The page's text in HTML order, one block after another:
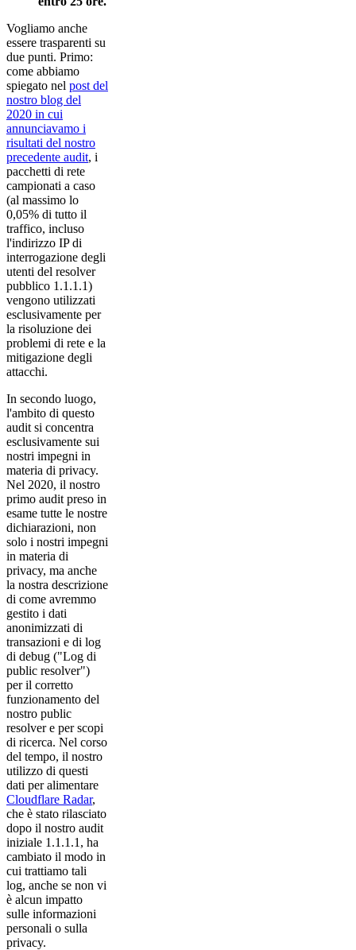
Vogliamo anche
essere trasparenti su
due punti. Primo:
come abbiamo
spiegato nel post del
nostro blog del
2020 in cui
annunciavamo i
risultati del nostro
precedente audit, i
pacchetti di rete
campionati a caso
(al massimo lo
0,05% di tutto il
traffico, incluso
l'indirizzo IP di
interrogazione degli
utenti del resolver
pubblico 1.1.1.1)
vengono utilizzati
esclusivamente per
la risoluzione dei
problemi di rete e la
mitigazione degli
attacchi.
In secondo luogo,
l'ambito di questo
audit si concentra
esclusivamente sui
nostri impegni in
materia di privacy.
Nel 2020, il nostro
primo audit preso in
esame tutte le nostre
dichiarazioni, non
solo i nostri impegni
in materia di
privacy, ma anche
la nostra descrizione
di come avremmo
gestito i dati
anonimizzati di
transazioni e di log
di debug ("Log di
public resolver")
per il corretto
funzionamento del
nostro public
resolver e per scopi
di ricerca. Nel corso
del tempo, il nostro
utilizzo di questi
dati per alimentare
Cloudflare Radar,
che è stato rilasciato
dopo il nostro audit
iniziale 1.1.1.1, ha
cambiato il modo in
cui trattiamo tali
log, anche se non vi
è alcun impatto
sulle informazioni
personali o sulla
privacy.